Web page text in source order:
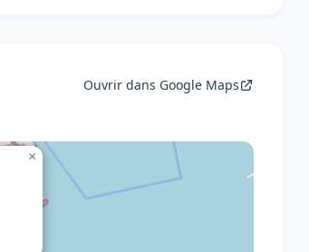
Ouvrir dans Google Maps
×